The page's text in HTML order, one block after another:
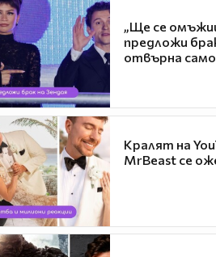
„Ще се
предложи
отвърна
Кралят на
MrBeast се